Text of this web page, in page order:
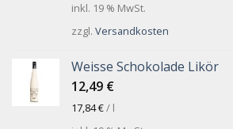
inkl. 19 % MwSt.
zzgl. Versandkosten
Weisse Schokolade Likör
12,49 €
17,84€/ l